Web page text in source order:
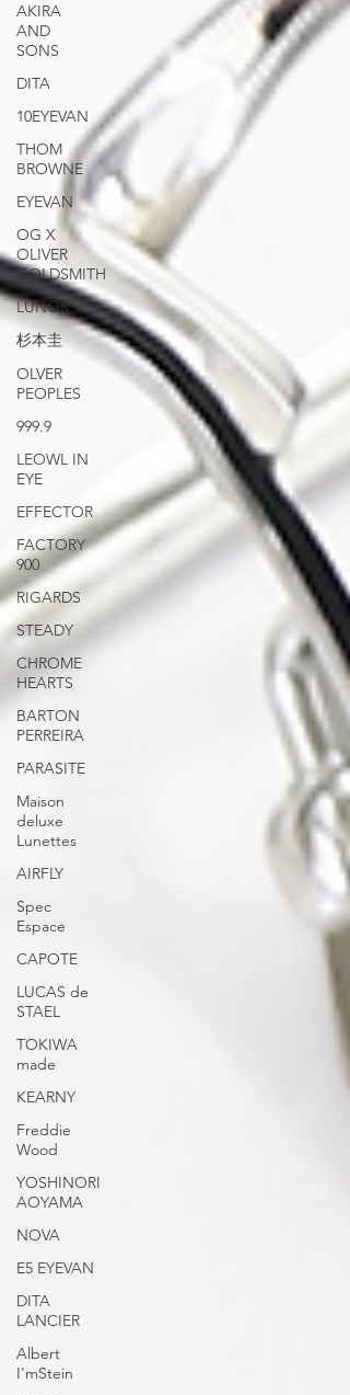
AKIRA
AND
SONS
DITA
10EYEVAN
THOM
BROWNE
EYEVAN
OG X
OLIVER
GOLDSMITH
LUNOR
杉本圭
OLVER
PEOPLES
999.9
LEOWL IN
EYE
EFFECTOR
FACTORY
900
RIGARDS
STEADY
CHROME
HEARTS
BARTON
PERREIRA
PARASITE
Maison
deluxe
Lunettes
AIRFLY
Spec
Espace
CAPOTE
LUCAS de
STAEL
TOKIWA
made
KEARNY
Freddie
Wood
YOSHINORI
AOYAMA
NOVA
E5 EYEVAN
DITA
LANCIER
Albert
I'mStein